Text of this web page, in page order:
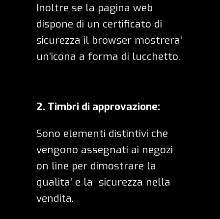
Inoltre se la pagina web
dispone di un certificato di
sicurezza il browser mostrera’
un’icona a forma di lucchetto.
2. Timbri di approvazione:
Sono elementi distintivi che
vengono assegnati ai negozi
on line per dimostrare la
qualita’ e la sicurezza nella
vendita.